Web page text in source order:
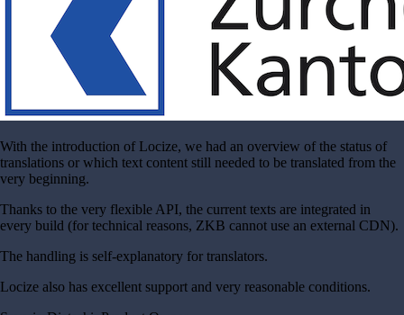
With the introduction of Locize, we had an overview of the status of
translations or which text content still needed to be translated from the
very beginning.
Thanks to the very flexible API, the current texts are integrated in
every build (for technical reasons, ZKB cannot use an external CDN).
The handling is self-explanatory for translators.
Locize also has excellent support and very reasonable conditions.